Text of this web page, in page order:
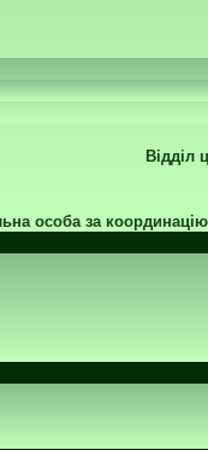
Відділ
особа за